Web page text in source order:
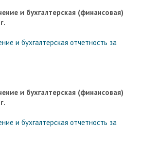
и бухгалтерская (финансовая)
и бухгалтерская отчетность за
и бухгалтерская (финансовая)
и бухгалтерская отчетность за